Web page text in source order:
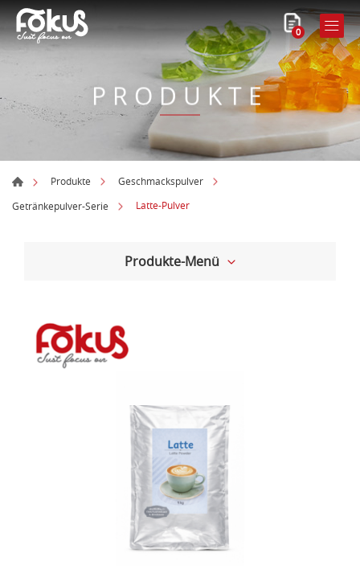
0
PRODUKTE
Produkte
Geschmackspulver
Getränkepulver-Serie
Latte-Pulver
Produkte-Menü